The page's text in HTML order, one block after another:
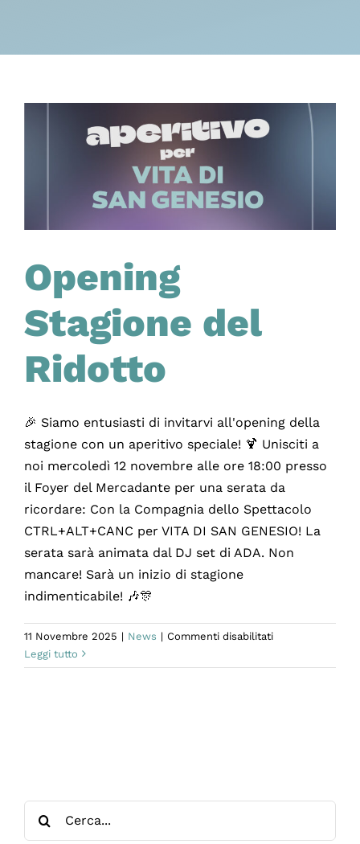
Opening
Stagione del
Ridotto
🎉 Siamo entusiasti di invitarvi all'opening della
stagione con un aperitivo speciale! 🍹 Unisciti a
noi mercoledì 12 novembre alle ore 18:00 presso
il Foyer del Mercadante per una serata da
ricordare: Con la Compagnia dello Spettacolo
CTRL+ALT+CANC per VITA DI SAN GENESIO! La
serata sarà animata dal DJ set di ADA. Non
mancare! Sarà un inizio di stagione
indimenticabile! 🎶🎊
11 Novembre 2025 | News | Commenti disabilitatisu
Stagione
Leggi tutto